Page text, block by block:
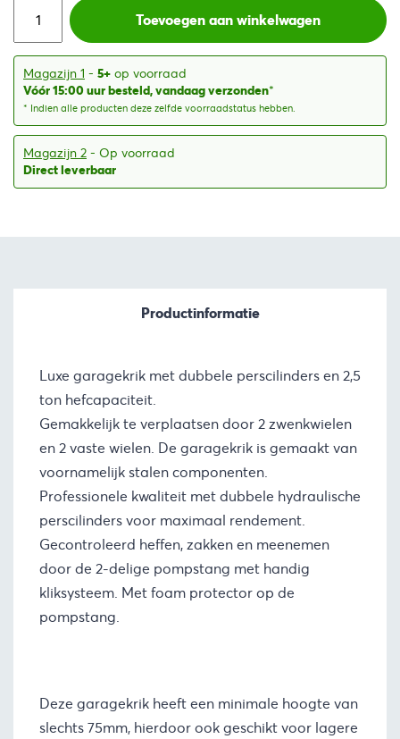
was:
€169,34.
is:
€162,50.
Toevoegen aan winkelwagen
Magazijn 1 - 5+ op voorraad
Vóór 15:00 uur besteld, vandaag verzonden*
* Indien alle producten deze zelfde voorraadstatus hebben.
Magazijn 2 - Op voorraad
Direct leverbaar
Productinformatie
Luxe garagekrik met dubbele perscilinders en 2,5
ton hefcapaciteit.
Gemakkelijk te verplaatsen door 2 zwenkwielen
en 2 vaste wielen. De garagekrik is gemaakt van
voornamelijk stalen componenten.
Professionele kwaliteit met dubbele hydraulische
perscilinders voor maximaal rendement.
Gecontroleerd heffen, zakken en meenemen
door de 2-delige pompstang met handig
kliksysteem. Met foam protector op de
pompstang.
Deze garagekrik heeft een minimale hoogte van
slechts 75mm, hierdoor ook geschikt voor lagere